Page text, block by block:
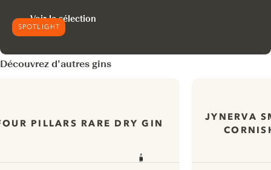
SPOTLIGHT
Voir la sélection
Découvrez d’autres gins
PILLARS RARE DRY GIN
JYNERVA